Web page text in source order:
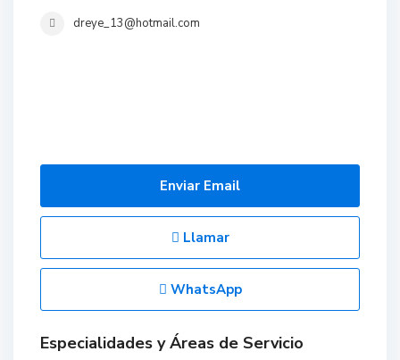
dreye_13@hotmail.com
Enviar Email
Llamar
WhatsApp
Especialidades y Áreas de Servicio